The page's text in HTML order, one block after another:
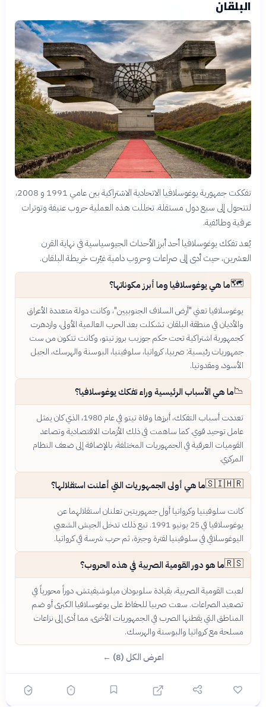
البلقان
تفككت جمهورية يوغوسلافيا الاتحادية الاشتراكية بين عامي 1991 و 2008،
لتتحول إلى سبع دول مستقلة. تخللت هذه العملية حروب عنيفة وتوترات
عرقية وطائفية.
يُعد تفكك يوغوسلافيا أحد أبرز الأحداث الجيوسياسية في نهاية القرن
العشرين، حيث أدى إلى صراعات وحروب دامية غيّرت خريطة البلقان.
🗺️ما هي يوغوسلافيا وما أبرز مكوناتها؟
يوغوسلافيا تعني "أرض السلاف الجنوبيين"، وكانت دولة متعددة الأعراق
والأديان في منطقة البلقان. تشكلت بعد الحرب العالمية الأولى، وازدهرت
كجمهورية اشتراكية تحت حكم جوزيب بروز تيتو، وكانت تتكون من ست
جمهوريات رئيسية: صربيا، كرواتيا، سلوفينيا، البوسنة والهرسك، الجبل
الأسود، ومقدونيا.
📉ما هي الأسباب الرئيسية وراء تفكك يوغوسلافيا؟
تعددت أسباب التفكك، أبرزها وفاة تيتو في عام 1980، الذي كان يمثل
عامل توحيد قوي. كما ساهمت في ذلك الأزمات الاقتصادية وتصاعد
القوميات العرقية في الجمهوريات المختلفة، بالإضافة إلى ضعف النظام
المركزي.
🇸🇮🇭🇷ما هي أولى الجمهوريات التي أعلنت استقلالها؟
كانت سلوفينيا وكرواتيا أول جمهوريتين تعلنان استقلالهما عن
يوغوسلافيا في 25 يونيو 1991. تبع ذلك تدخل الجيش الشعبي
اليوغوسلافي في سلوفينيا لفترة وجيزة، ثم حرب شرسة في كرواتيا.
🇷🇸ما هو دور القومية الصربية في هذه الحروب؟
لعبت القومية الصربية، بقيادة سلوبودان ميلوشيفيتش، دوراً محورياً في
تصعيد الصراعات. سعت صربيا للحفاظ على يوغوسلافيا الكبرى أو ضم
المناطق التي يقطنها الصرب في الجمهوريات الأخرى، مما أدى إلى نزاعات
مسلحة مع كرواتيا والبوسنة والهرسك.
اعرض الكل (8) ←